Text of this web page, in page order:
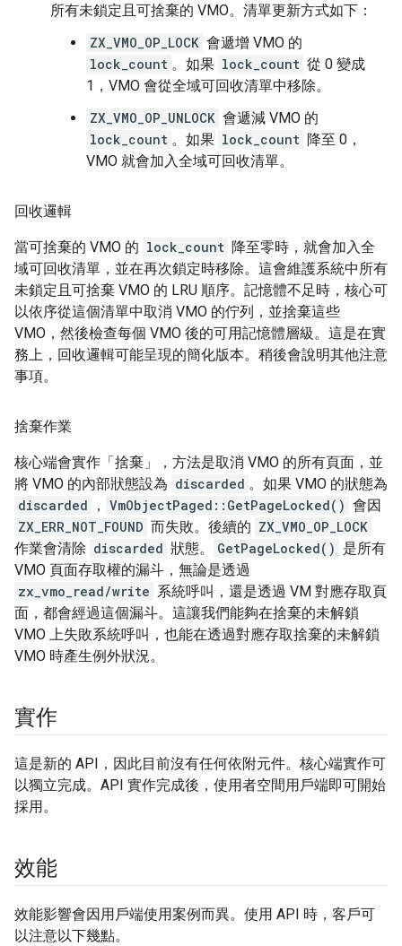
所有未鎖定且可捨棄的 VMO。清單更新方式如下：
ZX_VMO_OP_LOCK 會遞增 VMO 的
lock_count 。如果 lock_count 從 0 變成
1，VMO 會從全域可回收清單中移除。
ZX_VMO_OP_UNLOCK 會遞減 VMO 的
lock_count 。如果 lock_count 降至 0，
VMO 就會加入全域可回收清單。
回收邏輯
當可捨棄的 VMO 的 lock_count 降至零時，就會加入全
域可回收清單，並在再次鎖定時移除。這會維護系統中所有
未鎖定且可捨棄 VMO 的 LRU 順序。記憶體不足時，核心可
以依序從這個清單中取消 VMO 的佇列，並捨棄這些
VMO，然後檢查每個 VMO 後的可用記憶體層級。這是在實
務上，回收邏輯可能呈現的簡化版本。稍後會說明其他注意
事項。
捨棄作業
核心端會實作「捨棄」，方法是取消 VMO 的所有頁面，並
將 VMO 的內部狀態設為 discarded 。如果 VMO 的狀態為
discarded
， VmObjectPaged::GetPageLocked() 會因
ZX_ERR_NOT_FOUND 而失敗。後續的 ZX_VMO_OP_LOCK
作業會清除 discarded 狀態。 GetPageLocked() 是所有
VMO 頁面存取權的漏斗，無論是透過
zx_vmo_read/write 系統呼叫，還是透過 VM 對應存取頁
面，都會經過這個漏斗。這讓我們能夠在捨棄的未解鎖
VMO 上失敗系統呼叫，也能在透過對應存取捨棄的未解鎖
VMO 時產生例外狀況。
實作
這是新的 API，因此目前沒有任何依附元件。核心端實作可
以獨立完成。API 實作完成後，使用者空間用戶端即可開始
採用。
效能
效能影響會因用戶端使用案例而異。使用 API 時，客戶可
以注意以下幾點。